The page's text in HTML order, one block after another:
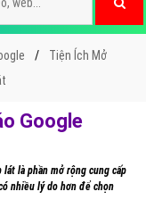
Tiện Ích Mở
Google
là phần mở rộng cung cấp
nhiều lý do hơn để chọn